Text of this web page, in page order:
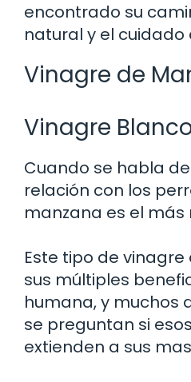
encontrado su
natural y el cuidado
Vinagre de
Vinagre
Cuando se habla
relación con los
manzana es el
Este tipo de
sus múltiples
humana, y muchos
se preguntan si
extienden a sus